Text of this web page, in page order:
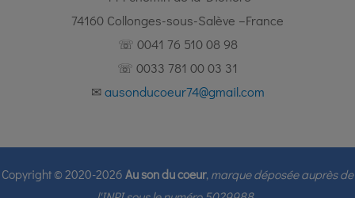
74160 Collonges-sous-Salève –France
☏ 0041 76 510 08 98
☏ 0033 781 00 03 31
✉ausonducoeur74@gmail.com
Copyright © 2020-2026 Au son du coeur, marque déposée auprès de